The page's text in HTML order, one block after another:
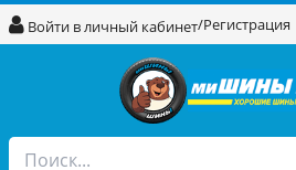
Войти в личный кабинет/Регистрация